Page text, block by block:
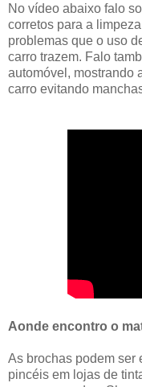
No vídeo abaixo falo
corretos para a
problemas que o uso
carro trazem. Falo
automóvel, mostrando
carro evitando
Aonde encontro o
As brochas podem ser
pincéis em lojas de